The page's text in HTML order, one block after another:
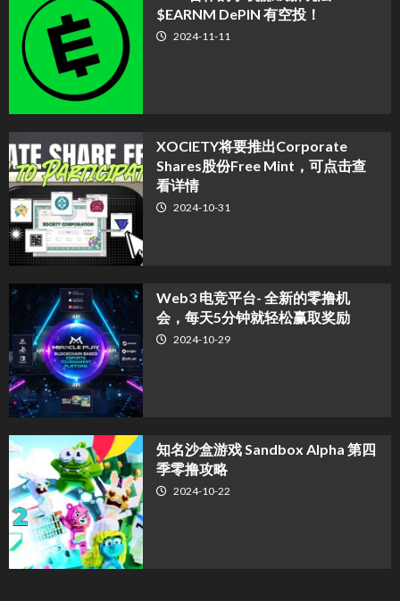
$EARNM DePIN 有空投！
2024-11-11
XOCIETY将要推出Corporate
Shares股份Free Mint，可点击查
看详情
2024-10-31
Web3 电竞平台- 全新的零撸机
会，每天5分钟就轻松赢取奖励
2024-10-29
知名沙盒游戏 Sandbox Alpha 第四
季零撸攻略
2024-10-22